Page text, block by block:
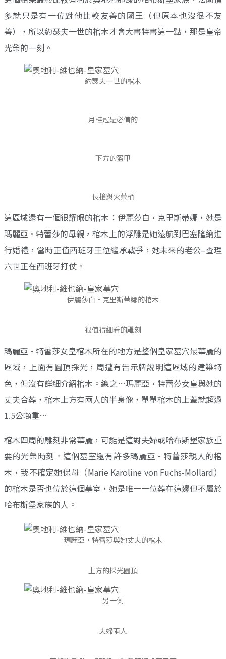
多就只是有一位對他比較友善的國王（但原本也沒很不友
善），所以約瑟夫一世的棺木才會大書特書這一點，那是皇帝
光榮的一刻。
約瑟夫一世的棺木
月桂冠是必備的
下方的盔甲
長槍與火藥桶
這區域還有一個很耀眼的棺木：伊麗莎白·克里斯蒂娜，她是
瑪麗亞·特蕾莎的母親，棺木上的浮雕是她遠航到巴塞隆納進
行婚禮，當時正值西班牙王位繼承戰爭，她未來的老公–查理
六世正在西班牙打仗。
伊麗莎白·克里斯蒂娜的棺木
很值得細看的雕刻
瑪麗亞·特蕾莎女皇棺木所在的地方是整個皇家墓穴最華麗的
區域，上面有圓頂採光，周遭有告示牌說明這區域的建築特
色，但沒有詳細介紹棺木。總之…瑪麗亞·特蕾莎女皇與她的
丈夫合葬，棺木上方有兩人的半身像，單單棺木的上蓋就超過
1.5公噸重…
棺木四周的雕刻非常華麗，可能是這對夫婦或哈布斯堡家族重
要的光榮時刻。這個墓室還有許多瑪麗亞·特蕾莎親人的棺
木，我不確定她保母（Marie Karoline von Fuchs-Mollard）
的棺木是否也位於這個墓室，她是唯一一位葬在這邊但不屬於
哈布斯堡家族的人。
瑪麗亞·特蕾莎與她丈夫的棺木
上方的採光圓頂
另一側
夫婦兩人